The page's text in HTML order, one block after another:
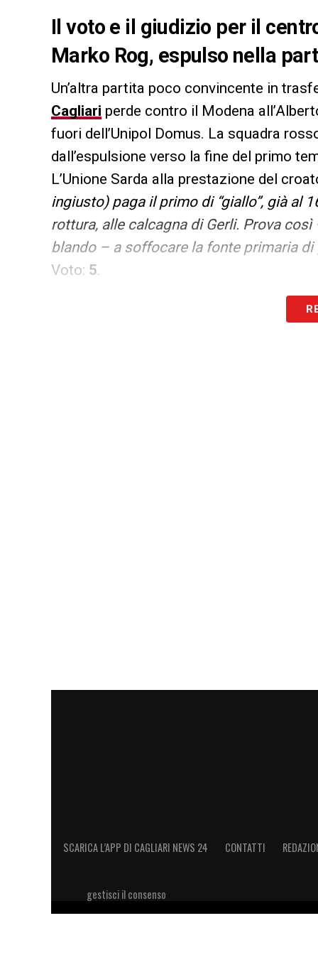
Il voto e il giudizio per il
Marko Rog, espulso nella
Un’altra partita poco convincente in
Cagliari perde contro il Modena
fuori dell’Unipol Domus. La squadra
dall’espulsione verso la fine del primo
L’Unione Sarda alla prestazione del
ingiusto) paga il primo di “giallo”, già al
rottura, alle calcagna di Gerli. Prova
blando – a soffocare la fonte primaria
Voto: 5.
LA PLAYLIST DELLE NOSTRE TOP
SCARICA L’APP DI CAGLIARI NEWS 24 CONTATTI
gestisci il consenso